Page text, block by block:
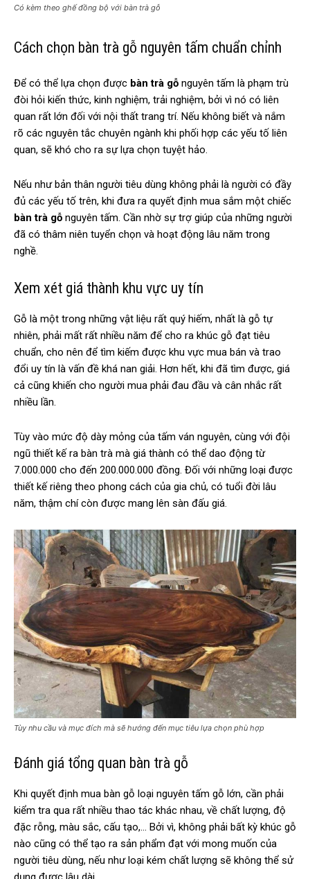
Có kèm theo ghế đồng bộ với bàn trà gỗ
Cách chọn bàn trà gỗ nguyên tấm chuẩn chỉnh
Để có thể lựa chọn được bàn trà gỗ nguyên tấm là phạm trù
đòi hỏi kiến thức, kinh nghiệm, trải nghiệm, bởi vì nó có liên
quan rất lớn đối với nội thất trang trí. Nếu không biết và nắm
rõ các nguyên tắc chuyên ngành khi phối hợp các yếu tố liên
quan, sẽ khó cho ra sự lựa chọn tuyệt hảo.
Nếu như bản thân người tiêu dùng không phải là người có đầy
đủ các yếu tố trên, khi đưa ra quyết định mua sắm một chiếc
bàn trà gỗ nguyên tấm. Cần nhờ sự trợ giúp của những người
đã có thâm niên tuyển chọn và hoạt động lâu năm trong
nghề.
Xem xét giá thành khu vực uy tín
Gỗ là một trong những vật liệu rất quý hiếm, nhất là gỗ tự
nhiên, phải mất rất nhiều năm để cho ra khúc gỗ đạt tiêu
chuẩn, cho nên để tìm kiếm được khu vực mua bán và trao
đổi uy tín là vấn đề khá nan giải. Hơn hết, khi đã tìm được, giá
cả cũng khiến cho người mua phải đau đầu và cân nhắc rất
nhiều lần.
Tùy vào mức độ dày mỏng của tấm ván nguyên, cùng với đội
ngũ thiết kế ra bàn trà mà giá thành có thể dao động từ
7.000.000 cho đến 200.000.000 đồng. Đối với những loại được
thiết kế riêng theo phong cách của gia chủ, có tuổi đời lâu
năm, thậm chí còn được mang lên sàn đấu giá.
Tùy nhu cầu và mục đích mà sẽ hướng đến mục tiêu lựa chọn phù hợp
Đánh giá tổng quan bàn trà gỗ
Khi quyết định mua bàn gỗ loại nguyên tấm gỗ lớn, cần phải
kiểm tra qua rất nhiều thao tác khác nhau, về chất lượng, độ
đặc rỗng, màu sắc, cấu tạo,… Bởi vì, không phải bất kỳ khúc gỗ
nào cũng có thể tạo ra sản phẩm đạt với mong muốn của
người tiêu dùng, nếu như loại kém chất lượng sẽ không thể sử